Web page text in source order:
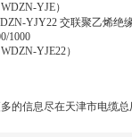
WDZN-YJE）
YJY22 交联聚乙烯绝
1000
WDZN-YJE22）
的信息尽在天津市电缆